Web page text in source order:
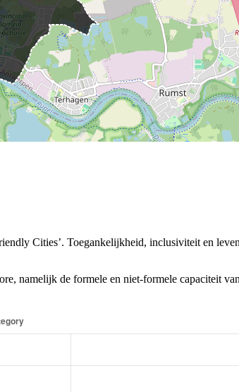
Cities’. Toegankelijkheid, inclusiviteit en
namelijk de formele en niet-formele capaciteit